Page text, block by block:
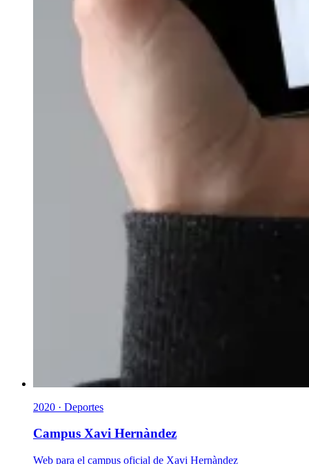
2020 · Deportes
Campus Xavi Hernàndez
Web para el campus oficial de Xavi Hernàndez